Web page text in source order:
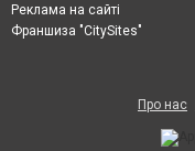
Реклама на сайті
Франшиза "CitySites"
Про нас